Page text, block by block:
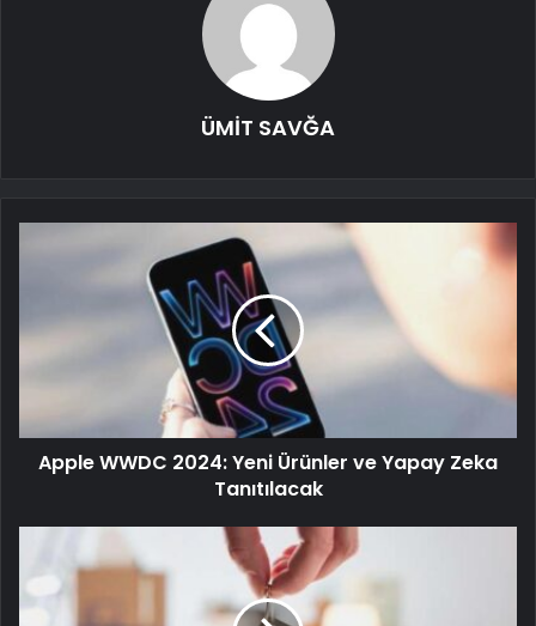
ÜMİT SAVĞA
Apple WWDC 2024: Yeni Ürünler ve Yapay Zeka
Tanıtılacak